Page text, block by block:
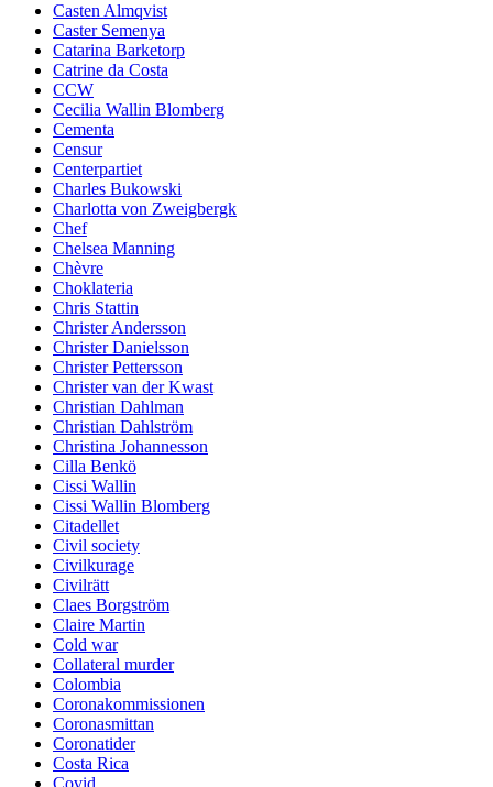
Casten Almqvist
Caster Semenya
Catarina Barketorp
Catrine da Costa
CCW
Cecilia Wallin Blomberg
Cementa
Censur
Centerpartiet
Charles Bukowski
Charlotta von Zweigbergk
Chef
Chelsea Manning
Chèvre
Choklateria
Chris Stattin
Christer Andersson
Christer Danielsson
Christer Pettersson
Christer van der Kwast
Christian Dahlman
Christian Dahlström
Christina Johannesson
Cilla Benkö
Cissi Wallin
Cissi Wallin Blomberg
Citadellet
Civil society
Civilkurage
Civilrätt
Claes Borgström
Claire Martin
Cold war
Collateral murder
Colombia
Coronakommissionen
Coronasmittan
Coronatider
Costa Rica
Covid